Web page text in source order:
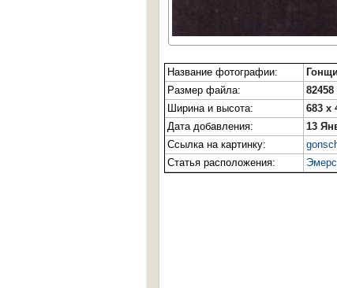
Название фотографии:
Размер файла:
82458
Ширина и высота:
683 x
Дата добавления:
13
Ссылка на картинку:
Статья расположения: